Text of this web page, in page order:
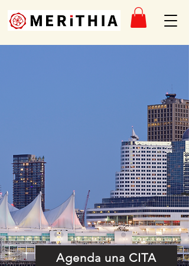
Agenda una CITA